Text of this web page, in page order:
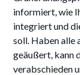
informiert, wie
integriert und
soll. Haben alle
geäußert, kann
verabschieden